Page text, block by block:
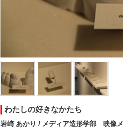
わたしの好きなかたち
岩崎 あかり / メディア造形学部 映像